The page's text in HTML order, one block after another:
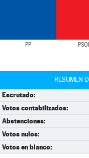
PP
RESUMEN
Escrutado:
Votos contabilizados:
Abstenciones:
Votos nulos:
Votos en blanco: